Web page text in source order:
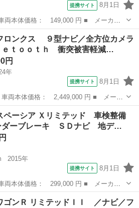
提携サイト 8月1日
ｅｉ ■ グレード名： Ａスペシャ
電動格納ミラー キーレス 衝突安全
ミラー
ロンクス ９型ナビ／全方位カメラ
ｅｔｏｏｔｈ 衝突被害軽減…
円
年
提携サイト 8月1日
フロンクス ■ グレード名： ９型
ｅｔｏｏｔｈ 衝突被害軽減ブレーキ
ペーシア Ｘリミテッド 車検整備
ーブレーキ ＳＤナビ 地デ…
2015年
提携サイト 8月1日
ペーシア ■ グレード名： Ｘリミテ
ブレーキ ＳＤナビ 地デジＴＶ 両側
ゴンＲ リミテッドＩＩ ／ナビ／フ